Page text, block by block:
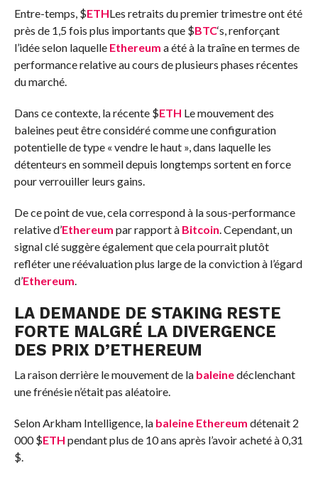
Entre-temps, $ETHLes retraits du premier trimestre ont été
près de 1,5 fois plus importants que $BTC‘s, renforçant
l’idée selon laquelle Ethereum a été à la traîne en termes de
performance relative au cours de plusieurs phases récentes
du marché.
Dans ce contexte, la récente $ETH Le mouvement des
baleines peut être considéré comme une configuration
potentielle de type « vendre le haut », dans laquelle les
détenteurs en sommeil depuis longtemps sortent en force
pour verrouiller leurs gains.
De ce point de vue, cela correspond à la sous-performance
relative d’Ethereum par rapport à Bitcoin. Cependant, un
signal clé suggère également que cela pourrait plutôt
refléter une réévaluation plus large de la conviction à l’égard
d’Ethereum.
LA DEMANDE DE STAKING RESTE
FORTE MALGRÉ LA DIVERGENCE
DES PRIX D’ETHEREUM
La raison derrière le mouvement de la baleinedéclenchant
une frénésie n’était pas aléatoire.
Selon Arkham Intelligence, la baleine Ethereum détenait 2
000$ETH pendant plus de 10 ans après l’avoir acheté à 0,31
$.